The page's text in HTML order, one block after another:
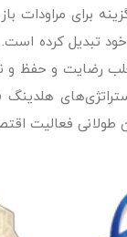
برای مراودات
تبدیل کرده
جلب رضایت و حفظ
هلدینگ
طولانی فعالیت